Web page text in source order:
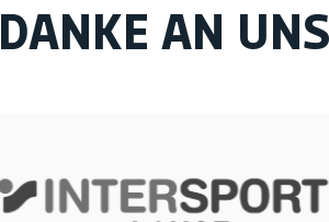
DANKE AN